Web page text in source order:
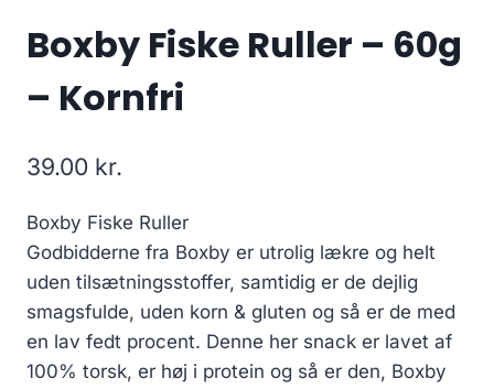
Boxby Fiske Ruller – 60g
– Kornfri
39.00 kr.
Boxby Fiske Ruller
Godbidderne fra Boxby er utrolig lækre og helt
uden tilsætningsstoffer, samtidig er de dejlig
smagsfulde, uden korn & gluten og så er de med
en lav fedt procent. Denne her snack er lavet af
100% torsk, er høj i protein og så er den, Boxby